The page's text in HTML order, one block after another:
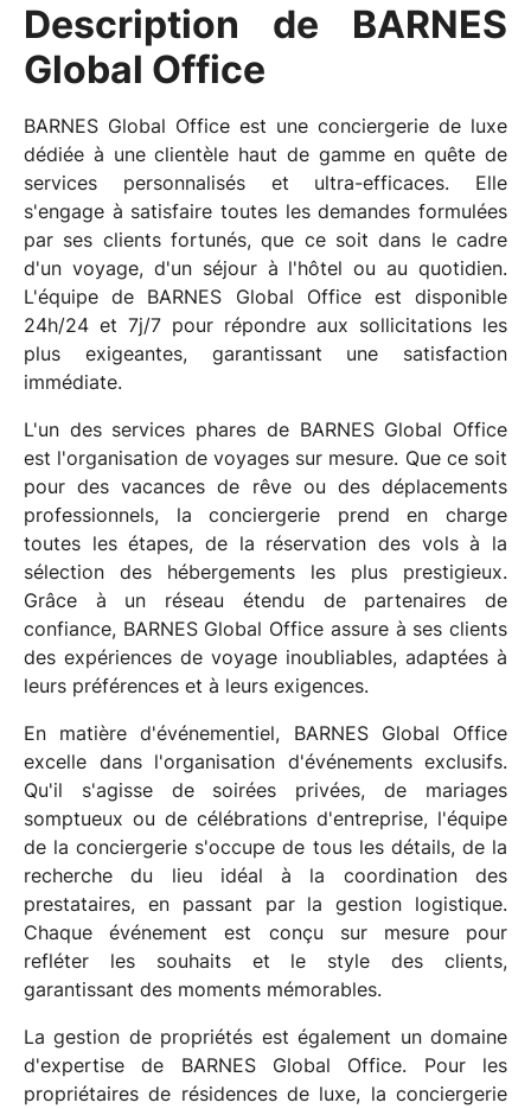
Description de BARNES
Global Office
BARNES Global Office est une conciergerie de luxe
dédiée à une clientèle haut de gamme en quête de
services personnalisés et ultra-efficaces. Elle
s'engage à satisfaire toutes les demandes formulées
par ses clients fortunés, que ce soit dans le cadre
d'un voyage, d'un séjour à l'hôtel ou au quotidien.
L'équipe de BARNES Global Office est disponible
24h/24 et 7j/7 pour répondre aux sollicitations les
plus exigeantes, garantissant une satisfaction
immédiate.
L'un des services phares de BARNES Global Office
est l'organisation de voyages sur mesure. Que ce soit
pour des vacances de rêve ou des déplacements
professionnels, la conciergerie prend en charge
toutes les étapes, de la réservation des vols à la
sélection des hébergements les plus prestigieux.
Grâce à un réseau étendu de partenaires de
confiance, BARNES Global Office assure à ses clients
des expériences de voyage inoubliables, adaptées à
leurs préférences et à leurs exigences.
En matière d'événementiel, BARNES Global Office
excelle dans l'organisation d'événements exclusifs.
Qu'il s'agisse de soirées privées, de mariages
somptueux ou de célébrations d'entreprise, l'équipe
de la conciergerie s'occupe de tous les détails, de la
recherche du lieu idéal à la coordination des
prestataires, en passant par la gestion logistique.
Chaque événement est conçu sur mesure pour
refléter les souhaits et le style des clients,
garantissant des moments mémorables.
La gestion de propriétés est également un domaine
d'expertise de BARNES Global Office. Pour les
propriétaires de résidences de luxe, la conciergerie